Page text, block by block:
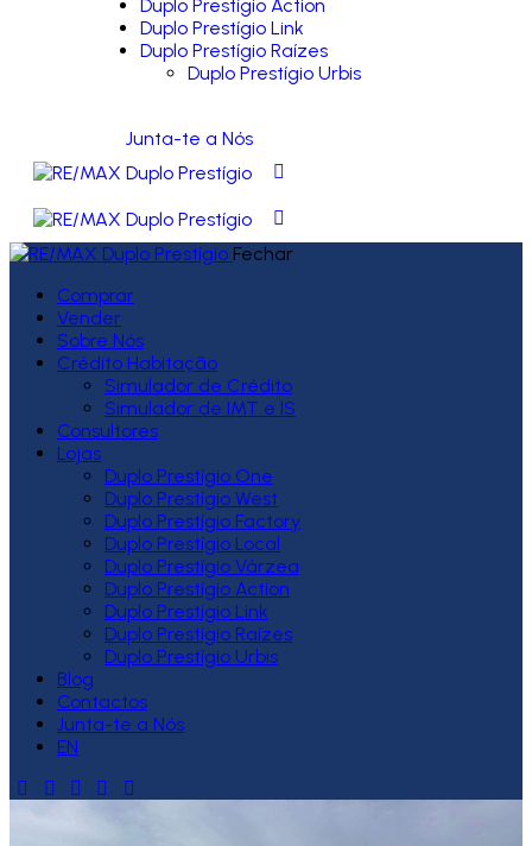
Duplo Prestígio Action
Duplo Prestígio Link
Duplo Prestígio Raízes
Duplo Prestígio Urbis
Junta-te a Nós
Fechar
Comprar
Vender
Sobre Nós
Crédito Habitação
Simulador de Crédito
Simulador de IMT e IS
Consultores
Lojas
Duplo Prestígio One
Duplo Prestígio West
Duplo Prestígio Factory
Duplo Prestígio Local
Duplo Prestígio Várzea
Duplo Prestígio Action
Duplo Prestígio Link
Duplo Prestígio Raízes
Duplo Prestígio Urbis
Blog
Contactos
Junta-te a Nós
EN